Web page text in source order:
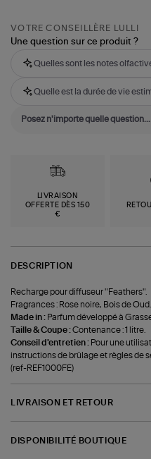
VOTRE CONSEILLÈRE LULLI
Une question sur ce produit ?
Quelles sont les notes
Quelle est la durée de vie
LIVRAISON
OFFERTE DÈS 150
€
DESCRIPTION
Recharge pour diffuseur "Feathers".
Fragrances : Rose noire, Bois de Oud.
Made in : Parfum développé à
Taille & Coupe :Contenance : 1 litre.
Conseil d'entretien : Pour une
instructions de brûlage et règles de
(ref-REF1000FE)
LIVRAISON ET RETOUR
DISPONIBILITÉ BOUTIQUE